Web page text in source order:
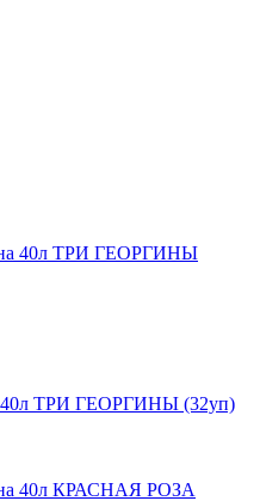
40л ТРИ ГЕОРГИНЫ (32уп)